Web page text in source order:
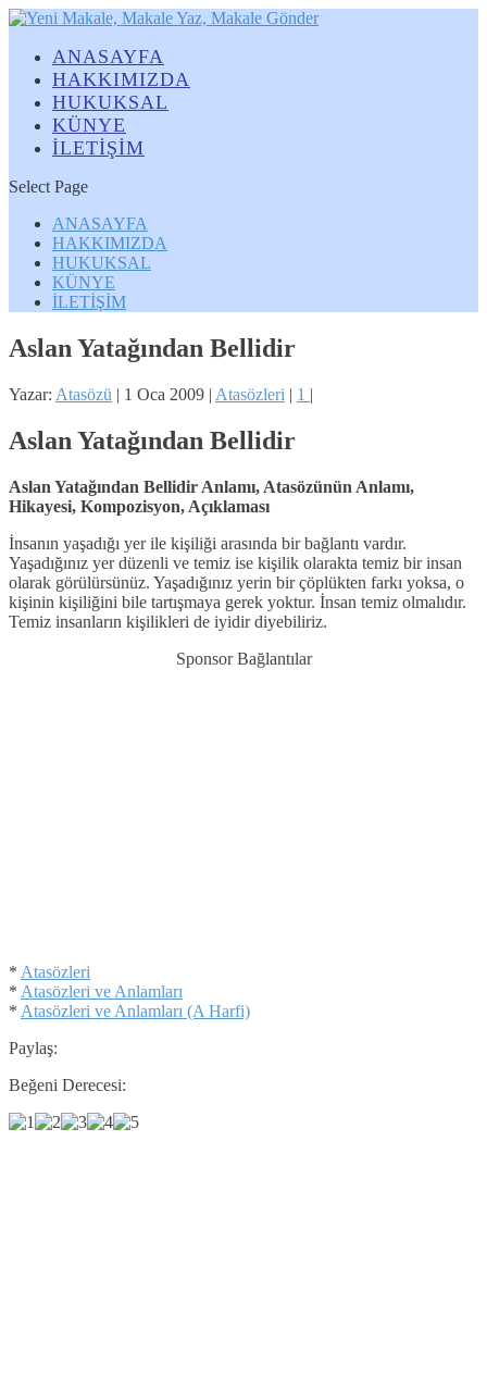
ANASAYFA
HAKKIMIZDA
HUKUKSAL
KÜNYE
İLETİŞİM
Select Page
ANASAYFA
HAKKIMIZDA
HUKUKSAL
KÜNYE
İLETİŞİM
Aslan Yatağından Bellidir
Yazar: Atasözü | 1 Oca 2009 | Atasözleri | 1 |
Aslan Yatağından Bellidir
Aslan Yatağından Bellidir Anlamı, Atasözünün Anlamı,
Hikayesi, Kompozisyon, Açıklaması
İnsanın yaşadığı yer ile kişiliği arasında bir bağlantı vardır.
Yaşadığınız yer düzenli ve temiz ise kişilik olarakta temiz bir insan
olarak görülürsünüz. Yaşadığınız yerin bir çöplükten farkı yoksa, o
kişinin kişiliğini bile tartışmaya gerek yoktur. İnsan temiz olmalıdır.
Temiz insanların kişilikleri de iyidir diyebiliriz.
Sponsor Bağlantılar
* Atasözleri
* Atasözleri ve Anlamları
* Atasözleri ve Anlamları (A Harfi)
Paylaş:
Beğeni Derecesi: